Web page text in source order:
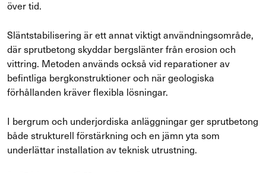
över tid.
Släntstabilisering är ett annat viktigt användningsområde,
där sprutbetong skyddar bergslänter från erosion och
vittring. Metoden används också vid reparationer av
befintliga bergkonstruktioner och när geologiska
förhållanden kräver flexibla lösningar.
I bergrum och underjordiska anläggningar ger sprutbetong
både strukturell förstärkning och en jämn yta som
underlättar installation av teknisk utrustning.